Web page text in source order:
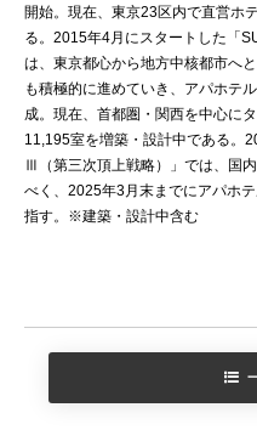
開始。現在、東京23区内で直営ホ
る。2015年4月にスタートした「
は、東京都心から地方中核都市へ
も積極的に進めていき、アパホテ
成。現在、首都圏・関西を中心に
11,195室を増築・設計中である
Ⅲ（第三次頂上戦略）」では、国
べく、2025年3月末までにアパホ
指す。※建築・設計中含む